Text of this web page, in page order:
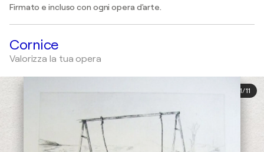
Firmato e incluso con ogni opera d'arte.
Cornice
Valorizza la tua opera
1/11